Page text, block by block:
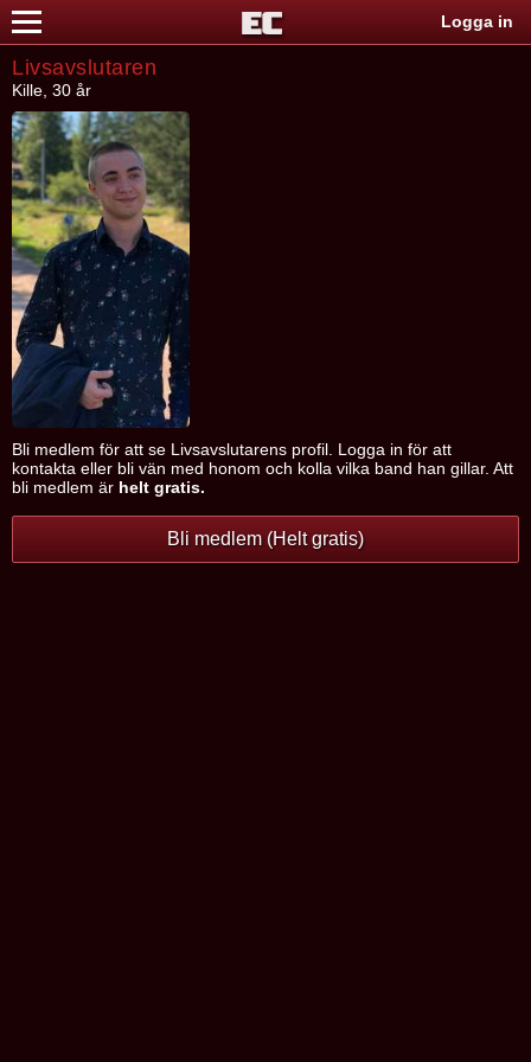
Logga in
Livsavslutaren
Kille, 30 år
Bli medlem för att se Livsavslutarens profil. Logga in för att
kontakta eller bli vän med honom och kolla vilka band han gillar. Att
bli medlem är helt gratis.
Bli medlem (Helt gratis)